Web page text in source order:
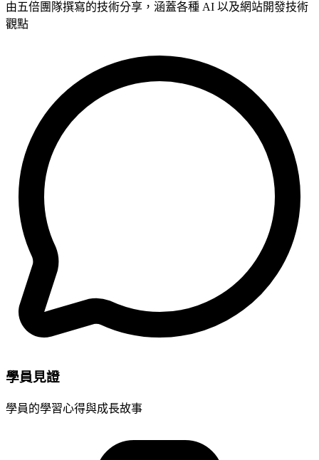
由五倍團隊撰寫的技術分享，涵蓋各種 AI 以及網站開發技術
觀點
學員見證
學員的學習心得與成長故事